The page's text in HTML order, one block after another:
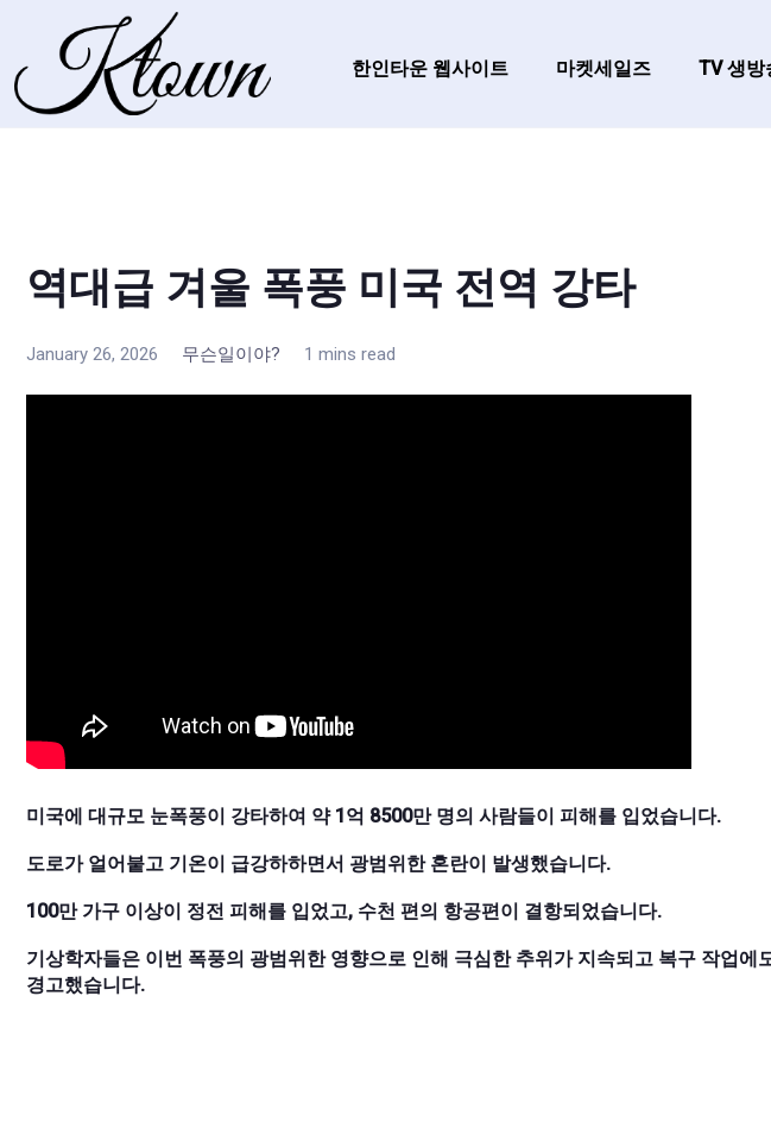
한인타운 웹사이트 마켓세일즈 TV 생방
역대급 겨울 폭풍 미국 전역 강타
January 26, 2026 무슨일이야? 1 mins read
미국에 대규모 눈폭풍이 강타하여 약 1억 8500만 명의 사람들이 피해를 입었습니다.
도로가 얼어붙고 기온이 급강하하면서 광범위한 혼란이 발생했습니다.
100만 가구 이상이 정전 피해를 입었고, 수천 편의 항공편이 결항되었습니다.
기상학자들은 이번 폭풍의 광범위한 영향으로 인해 극심한 추위가 지속되고 복구 작업에
경고했습니다.